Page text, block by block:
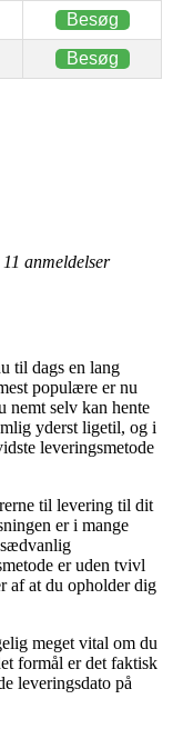
Besøg
Besøg
11 anmeldelser
til dags en lang
populære er nu
nemt selv kan hente
yderst ligetil, og i
leveringsmetode
til levering til dit
er i mange
er uden tvivl
af at du opholder dig
meget vital om du
formål er det faktisk
leveringsdato på